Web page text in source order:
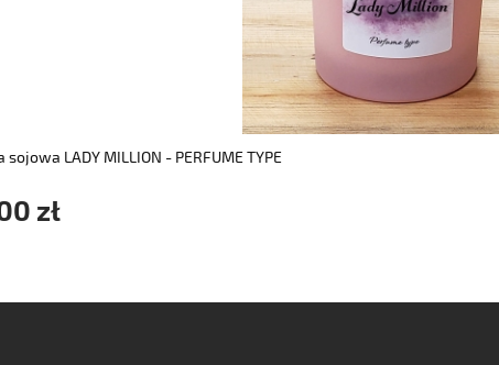
sojowa LADY MILLION - PERFUME TYPE
zł
do koszyka